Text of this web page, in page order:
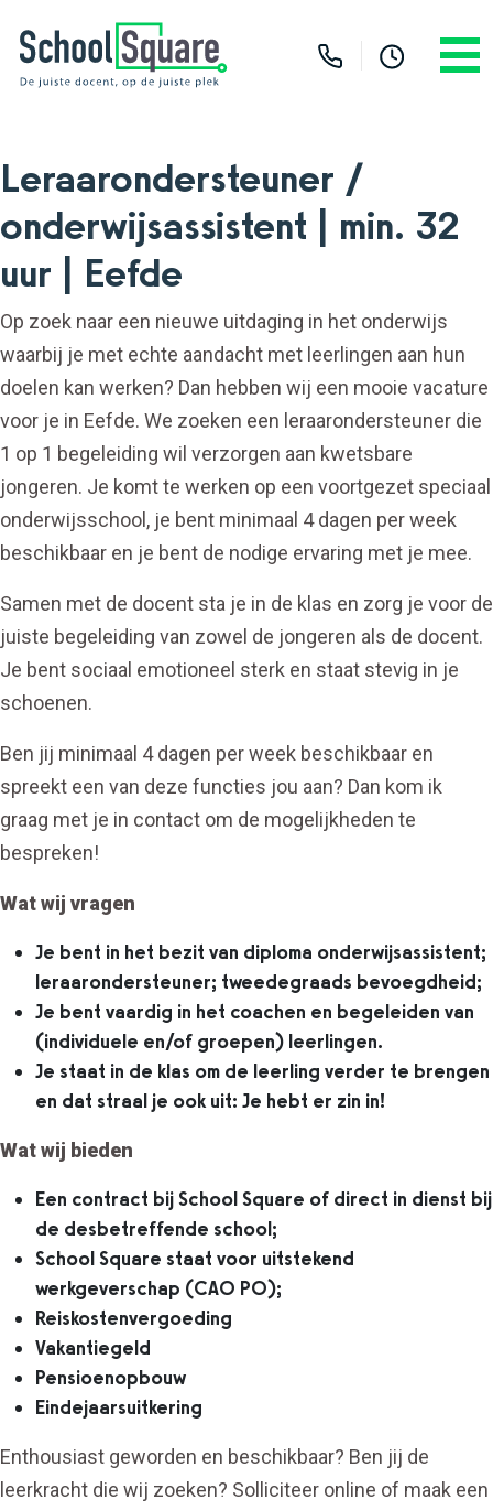
Leraarondersteuner /
onderwijsassistent | min. 32
uur | Eefde
Op zoek naar een nieuwe uitdaging in het onderwijs
waarbij je met echte aandacht met leerlingen aan hun
doelen kan werken? Dan hebben wij een mooie vacature
voor je in Eefde. We zoeken een leraarondersteuner die
1 op 1 begeleiding wil verzorgen aan kwetsbare
jongeren. Je komt te werken op een voortgezet speciaal
onderwijsschool, je bent minimaal 4 dagen per week
beschikbaar en je bent de nodige ervaring met je mee.
Samen met de docent sta je in de klas en zorg je voor de
juiste begeleiding van zowel de jongeren als de docent.
Je bent sociaal emotioneel sterk en staat stevig in je
schoenen.
Ben jij minimaal 4 dagen per week beschikbaar en
spreekt een van deze functies jou aan? Dan kom ik
graag met je in contact om de mogelijkheden te
bespreken!
Wat wij vragen
Je bent in het bezit van diploma onderwijsassistent;
leraarondersteuner; tweedegraads bevoegdheid;
Je bent vaardig in het coachen en begeleiden van
(individuele en/of groepen) leerlingen.
Je staat in de klas om de leerling verder te brengen
en dat straal je ook uit: Je hebt er zin in!
Wat wij bieden
Een contract bij School Square of direct in dienst bij
de desbetreffende school;
School Square staat voor uitstekend
werkgeverschap (CAO PO);
Reiskostenvergoeding
Vakantiegeld
Pensioenopbouw
Eindejaarsuitkering
Enthousiast geworden en beschikbaar? Ben jij de
leerkracht die wij zoeken? Solliciteer online of maak een